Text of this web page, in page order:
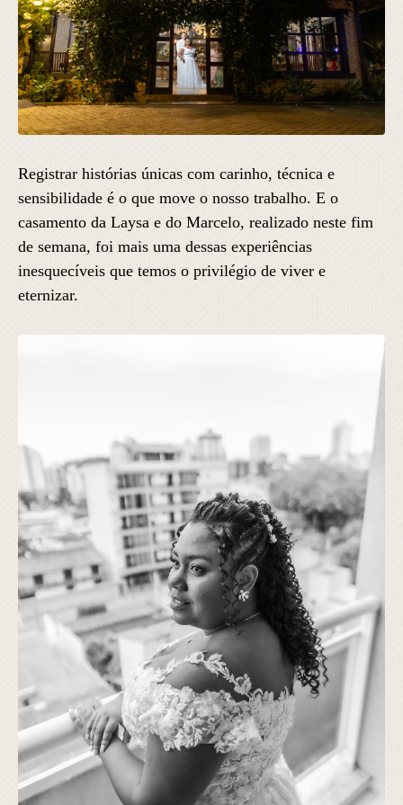
Registrar histórias únicas com carinho, técnica e
sensibilidade é o que move o nosso trabalho. E o
casamento da Laysa e do Marcelo, realizado neste fim
de semana, foi mais uma dessas experiências
inesquecíveis que temos o privilégio de viver e
eternizar.